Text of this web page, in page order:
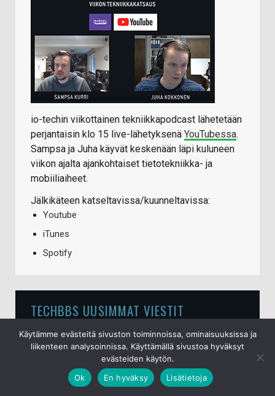
io-techin viikottainen tekniikkapodcast lähetetään
perjantaisin klo 15 live-lähetyksenä YouTubessa.
Sampsa ja Juha käyvät keskenään läpi kuluneen
viikon ajalta ajankohtaiset tietotekniikka- ja
mobiiliaiheet.
Jälkikäteen katseltavissa/kuunneltavissa:
Youtube
iTunes
Spotify
TECHBBS UUSIMMAT VIESTIT
Ajotavat ja liikennesäännöt
Tesla S,3,X,Y, Roadster ja Cybertruck yleistä
Käytämme evästeitä sivuston toiminnoissa, ominaisuuksissa ja
liikenteen analysoinnissa. Käyttämällä sivustoa hyväksyt
evästeiden käytön.
Ok
En hyväksy Lisätietoja